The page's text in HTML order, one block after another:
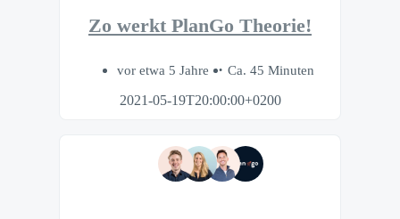
Zo werkt PlanGo Theorie!
vor etwa 5 Jahre
Ca. 45 Minuten
2021-05-19T20:00:00+0200